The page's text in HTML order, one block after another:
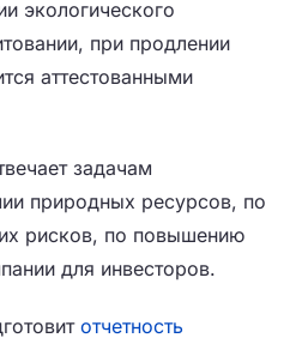
экологического
при продлении
аттестованными
задачам
природных ресурсов, по
рисков, по повышению
для инвесторов.
отчетность